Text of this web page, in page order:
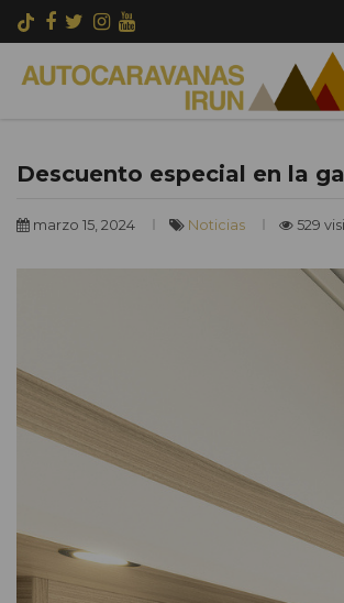
Descuento especial en la
marzo 15, 2024 Noticias 529